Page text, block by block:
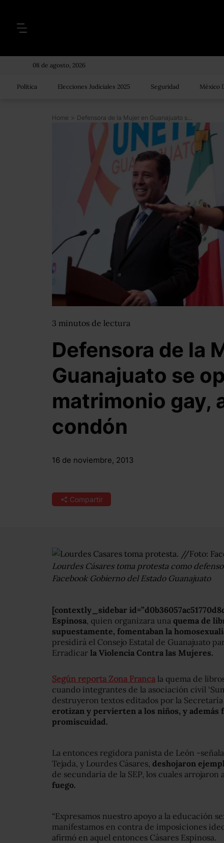
08 de agosto, 2026
Política Elecciones Judiciales 2025 Seguridad México
Home > Defensora de la Mujer en Guanajuato se opone a matrimonio gay, al aborto y al condón
3 minutos de lectura
Defensora de la
Guanajuato se
matrimonio gay,
condón
16 de noviembre, 2013
Compartir
Lourdes Cásares toma protesta como
Facebook Gobierno del Estado Guanajuato
[contextly_sidebar
Espinosa, quien organizara una quema de
supuestamente, fomentaban la
presidirá el Consejo Estatal de Guanajuato
Erradicar la Violencia Contra las Mujeres.
Según reporta Zona Francala quema de
cuando integrantes de la asociación civil
destruyeron textos editados por la
erotizan y pervierten a los niños, y además
promiscuidad.
La entonces regidora panista de León -
Tejada, y Lourdes Cásares, deshojaron
de secundaria de la SEP, los cuales arrojaron
fuego.
“Expresamos nuestro apoyo a la educación
manifestamos en contra de imposiciones
afirmó en aquel entonces Cásares Espinosa.